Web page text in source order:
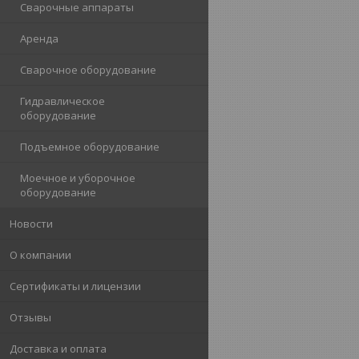
Сварочные аппараты
Аренда
Сварочное оборудование
Гидравлическое
оборудование
Подъемное оборудование
Моечное и уборочное
оборудование
Новости
О компании
Сертификаты и лицензии
Отзывы
Доставка и оплата